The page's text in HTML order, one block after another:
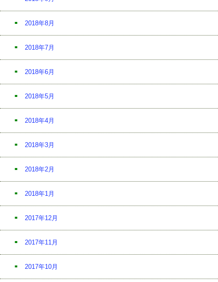
2018年8月
2018年7月
2018年6月
2018年5月
2018年4月
2018年3月
2018年2月
2018年1月
2017年12月
2017年11月
2017年10月